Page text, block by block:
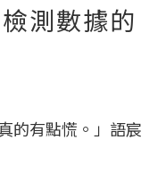
測數據的
的有點慌。」語宸